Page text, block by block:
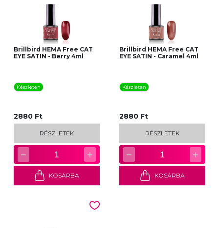
Brillbird HEMA Free CAT
EYE SATIN - Berry 4ml
Készleten
2880 Ft
RÉSZLETEK
− 1 +
KOSÁRBA
Brillbird HEMA Free CAT
EYE SATIN - Caramel 4ml
Készleten
2880 Ft
RÉSZLETEK
− 1 +
KOSÁRBA